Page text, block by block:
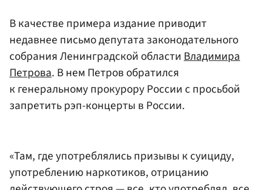
В качестве примера издание приводит
недавнее письмо депутата законодательного
собрания Ленинградской областиВладимира
Петрова. В нем Петров обратился
к генеральному прокурору России с просьбой
запретить рэп-концерты в России.
«Там, где употреблялись призывы к суициду,
употреблению наркотиков, отрицанию